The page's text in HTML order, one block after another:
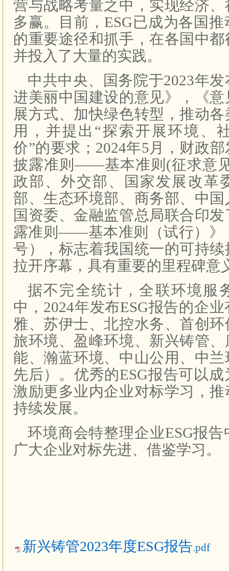
营与战略考量之中，实现经济
多赢。目前，ESG已成为各国
的重要途径和抓手，在各国中
并投入了大量的实践。
中共中央、国务院于2023年
进美丽中国建设的意见》，《
展方式、加快绿色转型，推动
用，并提出“探索开展环境、
价”的要求；2024年5月，财政
披露准则——基本准则(征求意
政部、外交部、国家发展改革
部、生态环境部、商务部、中
国资委、金融监管总局联合印
露准则——基本准则（试行）》
号），标志着我国统一的可持
拉开序幕，具有重要的里程碑意
据不完全统计，全联环境服
中，2024年发布ESG报告的企
雅、苏伊士、北控水务、首创
旅环境、盈峰环境、新兴铸管
能、瀚蓝环境、中山公用、中
先后）。优秀的ESG报告可以
激励更多业内企业对标学习，
持续发展。
环境商会特整理企业ESG报
广大企业对标先进、借鉴学习。
新兴铸管2023年度ESG报告.pdf